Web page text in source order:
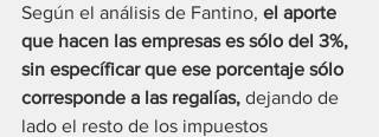
Según el análisis de Fantino, el aporte
que hacen las empresas es sólo del 3%,
sin específicar que ese porcentaje sólo
corresponde a las regalías, dejando de
lado el resto de los impuestos